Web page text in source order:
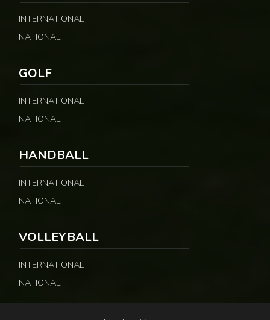
INTERNATIONAL
NATIONAL
GOLF
INTERNATIONAL
NATIONAL
HANDBALL
INTERNATIONAL
NATIONAL
VOLLEYBALL
INTERNATIONAL
NATIONAL